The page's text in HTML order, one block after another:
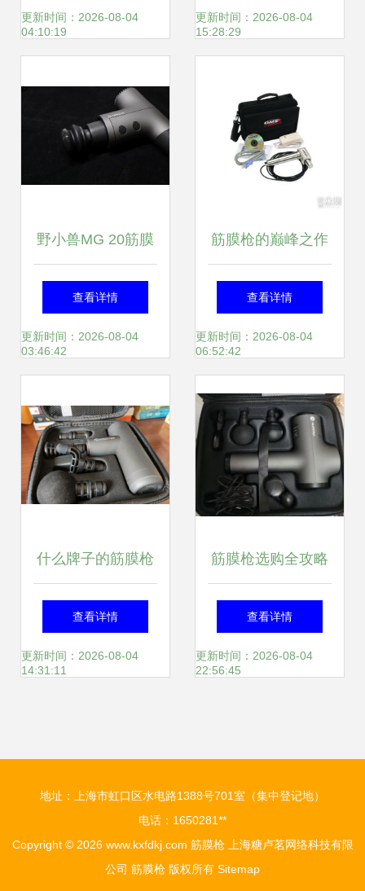
全面解析其用处与
更新时间：2026-08-04
04:10:19
解、电芯参数与保
更新时间：2026-08-04
15:28:29
野小兽MG 20筋膜
枪 科学放松，让肌
肉重获新生
查看详情
更新时间：2026-08-04
03:46:42
筋膜枪的巅峰之作
Theragun Pro，究
竟有何不同？
查看详情
更新时间：2026-08-04
06:52:42
什么牌子的筋膜枪
最好用？五款优秀
产品汇总推荐
查看详情
更新时间：2026-08-04
14:31:11
筋膜枪选购全攻略
热门品牌评测与核
心选购要点
查看详情
更新时间：2026-08-04
22:56:45
地址：上海市虹口区水电路1388号701室（集中登记地）
电话：1650281**
Copyright © 2026 www.kxfdkj.com 筋膜枪
上海糖卢茗网络科技有限
公司 筋膜枪 版权所有 Sitemap